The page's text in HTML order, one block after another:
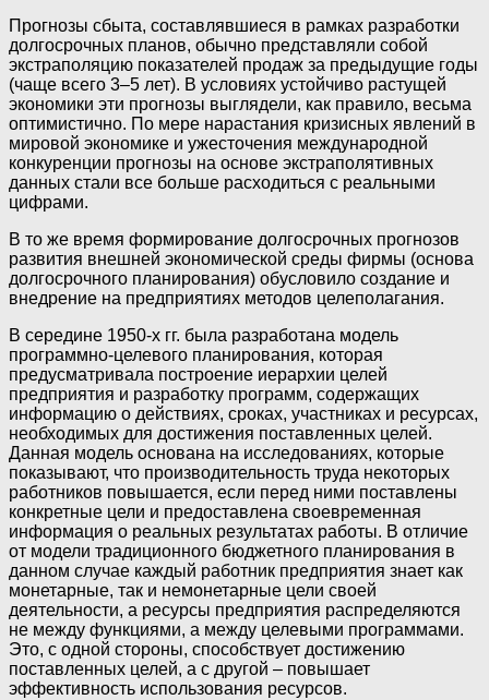
Прогнозы сбыта, составлявшиеся в рамках разработки
долгосрочных планов, обычно представляли собой
экстраполяцию показателей продаж за предыдущие годы
(чаще всего 3–5 лет). В условиях устойчиво растущей
экономики эти прогнозы выглядели, как правило, весьма
оптимистично. По мере нарастания кризисных явлений в
мировой экономике и ужесточения международной
конкуренции прогнозы на основе экстраполятивных
данных стали все больше расходиться с реальными
цифрами.
В то же время формирование долгосрочных прогнозов
развития внешней экономической среды фирмы (основа
долгосрочного планирования) обусловило создание и
внедрение на предприятиях методов целеполагания.
В середине 1950-х гг. была разработана модель
программно-целевого планирования, которая
предусматривала построение иерархии целей
предприятия и разработку программ, содержащих
информацию о действиях, сроках, участниках и ресурсах,
необходимых для достижения поставленных целей.
Данная модель основана на исследованиях, которые
показывают, что производительность труда некоторых
работников повышается, если перед ними поставлены
конкретные цели и предоставлена своевременная
информация о реальных результатах работы. В отличие
от модели традиционного бюджетного планирования в
данном случае каждый работник предприятия знает как
монетарные, так и немонетарные цели своей
деятельности, а ресурсы предприятия распределяются
не между функциями, а между целевыми программами.
Это, с одной стороны, способствует достижению
поставленных целей, а с другой – повышает
эффективность использования ресурсов.